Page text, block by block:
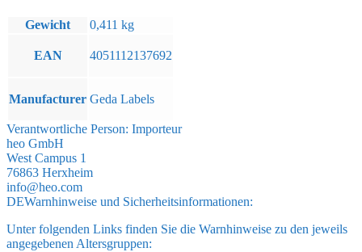
Gewicht 0,411 kg
EAN 4051112137692
Manufacturer Geda Labels
Verantwortliche Person: Importeur
heo GmbH
West Campus 1
76863 Herxheim
info@heo.com
DEWarnhinweise und Sicherheitsinformationen:
Unter folgenden Links finden Sie die Warnhinweise zu den jeweils
angegebenen Altersgruppen: